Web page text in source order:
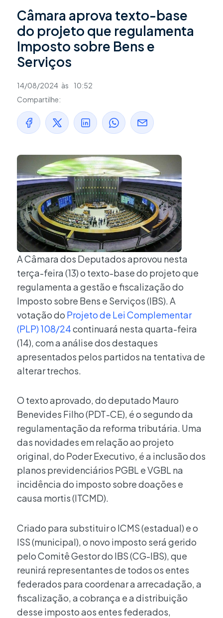
Câmara aprova texto-base
do projeto que regulamenta
Imposto sobre Bens e
Serviços
14/08/2024 às
10:52
Compartilhe:
A Câmara dos Deputados aprovou nesta
terça-feira (13) o texto-base do projeto que
regulamenta a gestão e fiscalização do
Imposto sobre Bens e Serviços (IBS). A
votação do Projeto de Lei Complementar
(PLP) 108/24continuará nesta quarta-feira
(14), com a análise dos destaques
apresentados pelos partidos na tentativa de
alterar trechos.
O texto aprovado, do deputado Mauro
Benevides Filho (PDT-CE), é o segundo da
regulamentação da reforma tributária. Uma
das novidades em relação ao projeto
original, do Poder Executivo, é a inclusão dos
planos previdenciários PGBL e VGBL na
incidência do imposto sobre doações e
causa mortis (ITCMD).
Criado para substituir o ICMS (estadual) e o
ISS (municipal), o novo imposto será gerido
pelo Comitê Gestor do IBS (CG-IBS), que
reunirá representantes de todos os entes
federados para coordenar a arrecadação, a
fiscalização, a cobrança e a distribuição
desse imposto aos entes federados,